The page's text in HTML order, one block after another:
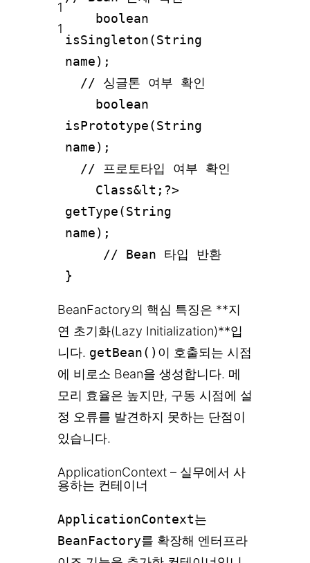
1
1
boolean
isSingleton(String
name);
// 싱글톤 여부 확인
boolean
isPrototype(String
name);
// 프로토타입 여부 확인
Class&lt;?>
getType(String
name);
// Bean 타입 반환
}
BeanFactory의 핵심 특징은 **지
연 초기화(Lazy Initialization)**입
니다. getBean() 이 호출되는 시점
에 비로소 Bean을 생성합니다. 메
모리 효율은 높지만, 구동 시점에 설
정 오류를 발견하지 못하는 단점이
있습니다.
ApplicationContext – 실무에서 사
용하는 컨테이너
ApplicationContext는
BeanFactory를 확장해 엔터프라